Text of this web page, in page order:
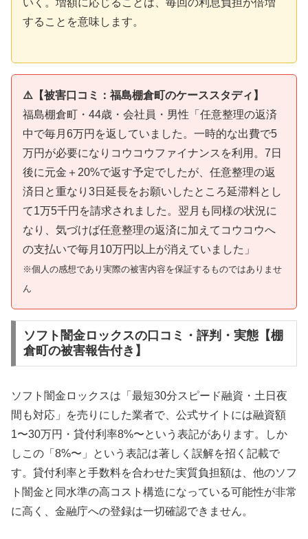
することを意味します。
⚠️【被害口コミ：福島棚倉町のケーススタディ】
福島棚倉町・44歳・会社員・男性「任意整理の返済
中で毎月6万円を返していました。一時的な出費で5
万円が必要になりコウコウファイナンスを利用。7日
後に元金＋20%で返す予定でしたが、任意整理の返
済日と重なり3日延長をお願いしたところ延滞料とし
て1万5千円を請求されました。翌月も同様の状況に
なり、気づけば任意整理の返済に加えてコウコウへ
の支払いで毎月10万円以上が消えていました」
※個人の感想であり実際の被害内容を保証するものではありませ
ん
ソフト闇金ロックスの口コミ・評判・実態【棚
倉町の被害報告付き】
ソフト闇金ロックスは「最短30分スピード融資・土日夜
間も対応」を売りにした業者で、公式サイトには融資額
1〜30万円・貸付利率8%〜という表記があります。しか
しこの「8%〜」という表記は著しく誤解を招く記載で
す。貸付利率と手数料を合わせた実質負担額は、他のソフ
ト闇金と同水準の高コスト構造になっている可能性が非常
に高く、金融庁への登録は一切確認できません。